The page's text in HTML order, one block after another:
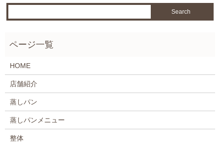
HOME
店舗紹介
蒸しパン
蒸しパンメニュー
整体